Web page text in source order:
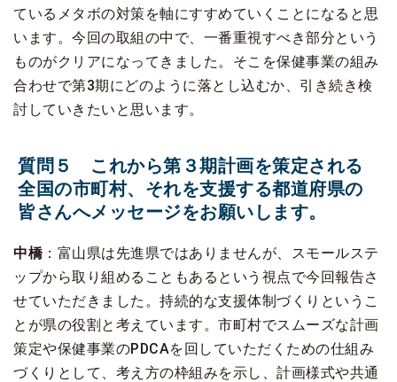
ているメタボの対策を軸にすすめていくことになると思
います。今回の取組の中で、一番重視すべき部分という
ものがクリアになってきました。そこを保健事業の組み
合わせで第3期にどのように落とし込むか、引き続き検
討していきたいと思います。
質問５ これから第３期計画を策定される
全国の市町村、それを支援する都道府県の
皆さんへメッセージをお願いします。
中橋：富山県は先進県ではありませんが、スモールステ
ップから取り組めることもあるという視点で今回報告さ
せていただきました。持続的な支援体制づくりというこ
とが県の役割と考えています。市町村でスムーズな計画
策定や保健事業のPDCAを回していただくための仕組み
づくりとして、考え方の枠組みを示し、計画様式や共通